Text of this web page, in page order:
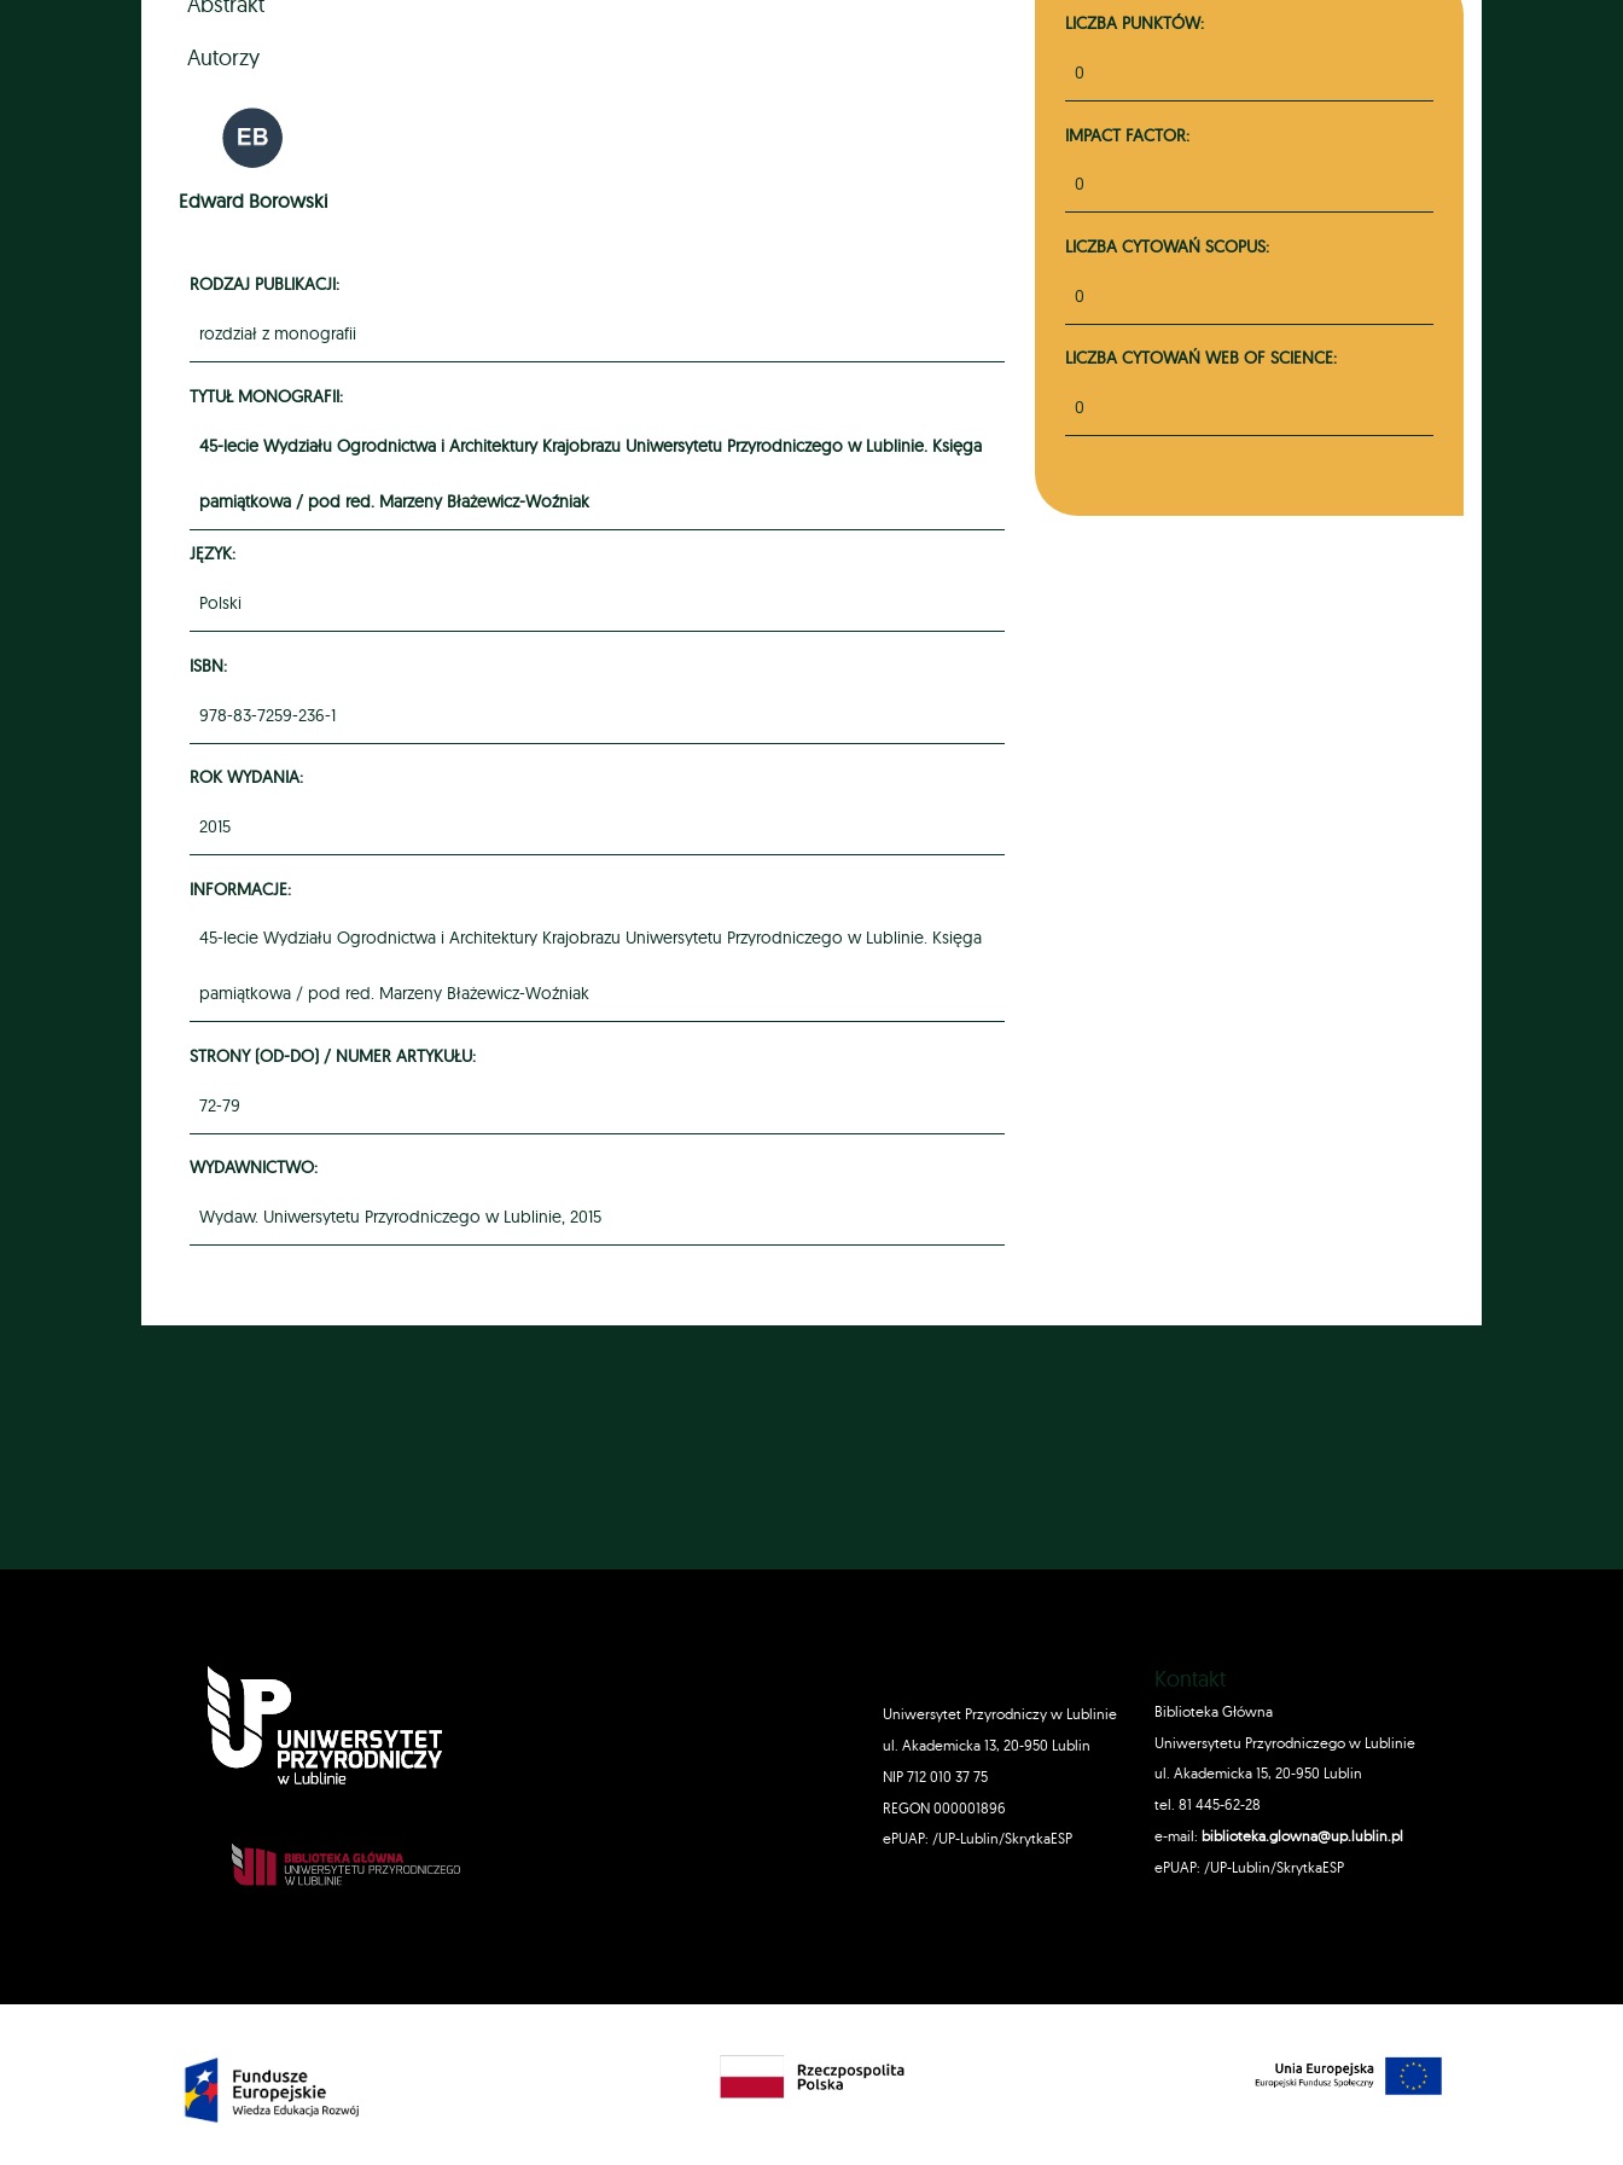
Autorzy
Edward Borowski
RODZAJ PUBLIKACJI:
rozdział z monografii
TYTUŁ MONOGRAFII:
45-lecie Wydziału Ogrodnictwa i Architektury Krajobrazu Uniwersytetu Przyrodniczego w Lublinie. Księga
pamiątkowa / pod red. Marzeny Błażewicz-Woźniak
JĘZYK:
Polski
ISBN:
978-83-7259-236-1
ROK WYDANIA:
2015
INFORMACJE:
45-lecie Wydziału Ogrodnictwa i Architektury Krajobrazu Uniwersytetu Przyrodniczego w Lublinie. Księga
pamiątkowa / pod red. Marzeny Błażewicz-Woźniak
STRONY (OD-DO) / NUMER ARTYKUŁU:
72-79
WYDAWNICTWO:
Wydaw. Uniwersytetu Przyrodniczego w Lublinie, 2015
LICZBA PUNKTÓW:
0
IMPACT FACTOR:
0
LICZBA CYTOWAŃ SCOPUS:
0
LICZBA CYTOWAŃ WEB OF SCIENCE:
0
Uniwersytet Przyrodniczy w Lublinie
ul. Akademicka 13, 20-950 Lublin
NIP 712 010 37 75
REGON 000001896
ePUAP: /UP-Lublin/SkrytkaESP
Kontakt
Biblioteka Główna
Uniwersytetu Przyrodniczego w Lublinie
ul. Akademicka 15, 20-950 Lublin
tel. 81 445-62-28
e-mail: biblioteka.glowna@up.lublin.pl
ePUAP: /UP-Lublin/SkrytkaESP